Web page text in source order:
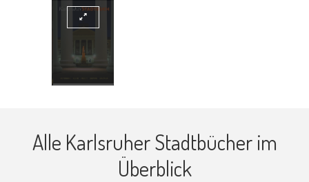
Alle Karlsruher Stadtbücher im
Überblick